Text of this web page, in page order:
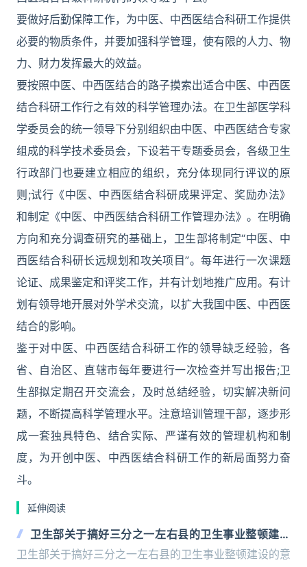
要做好后勤保障工作，为中医、中西医结合科研工作提供
必要的物质条件，并要加强科学管理，使有限的人力、物
力、财力发挥最大的效益。
要按照中医、中西医结合的路子摸索出适合中医、中西医
结合科研工作行之有效的科学管理办法。在卫生部医学科
学委员会的统一领导下分别组织由中医、中西医结合专家
组成的科学技术委员会，下设若干专题委员会，各级卫生
行政部门也要建立相应的组织，充分体现同行评议的原
则;试行《中医、中西医结合科研成果评定、奖励办法》
和制定《中医、中西医结合科研工作管理办法》。在明确
方向和充分调查研究的基础上，卫生部将制定“中医、中
西医结合科研长远规划和攻关项目”。每年进行一次课题
论证、成果鉴定和评奖工作，并有计划地推广应用。有计
划有领导地开展对外学术交流，以扩大我国中医、中西医
结合的影响。
鉴于对中医、中西医结合科研工作的领导缺乏经验，各
省、自治区、直辖市每年要进行一次检查并写出报告;卫
生部拟定期召开交流会，及时总结经验，切实解决新问
题，不断提高科学管理水平。注意培训管理干部，逐步形
成一套独具特色、结合实际、严谨有效的管理机构和制
度，为开创中医、中西医结合科研工作的新局面努力奋
斗。
延伸阅读
卫生部关于搞好三分之一左右县的卫生事业整顿建设
的意见
卫生部关于搞好三分之一左右县的卫生事业整顿建设的意